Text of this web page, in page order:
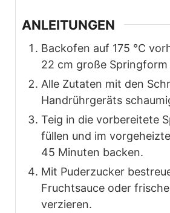
ANLEITUNGEN
Backofen auf 175 °C
22 cm große
Alle Zutaten mit den
Handrührgeräts
Teig in die vorbereitete
füllen und im
45 Minuten backen.
Mit Puderzucker
Fruchtsauce oder
verzieren.